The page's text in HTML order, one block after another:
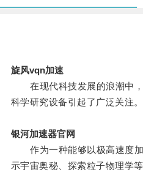
旋风vqn加速
在现代科技发展的浪潮中，
科学研究设备引起了广泛关注。
银河加速器官网
作为一种能够以极高速度加
示宇宙奥秘、探索粒子物理学